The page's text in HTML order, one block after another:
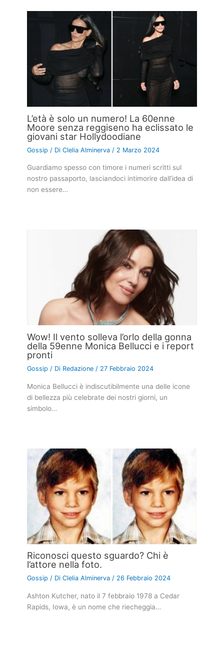
L’età è solo un numero! La 60enne
Moore senza reggiseno ha eclissato le
giovani star Hollydoodiane
Gossip / DiClelia Alminerva / 2 Marzo 2024
Guardiamo spesso con timore i numeri scritti sul
nostro passaporto, lasciandoci intimorire dall’idea di
non essere…
Wow! Il vento solleva l’orlo della gonna
della 59enne Monica Bellucci e i report
pronti
Gossip / Di Redazione/ 27 Febbraio 2024
Monica Bellucci è indiscutibilmente una delle icone
di bellezza più celebrate dei nostri giorni, un
simbolo…
Riconosci questo sguardo? Chi è
l’attore nella foto.
Gossip / DiClelia Alminerva/ 26 Febbraio 2024
Ashton Kutcher, nato il 7 febbraio 1978 a Cedar
Rapids, Iowa, è un nome che riecheggia…